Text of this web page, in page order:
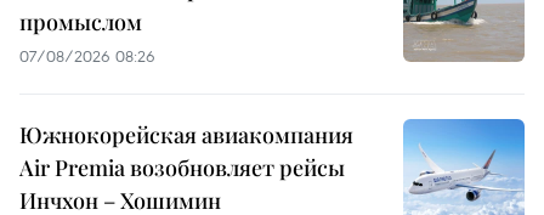
промыслом
07/08/2026 08:26
Южнокорейская авиакомпания
Air Premia возобновляет рейсы
Инчхон – Хошимин